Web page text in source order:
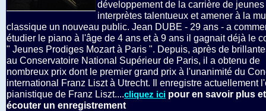
développement de la carrière de jeunes
interprètes talentueux et amener à la
classique un nouveau public. Jean DUBE - 29 ans - a
étudier le piano à l'âge de 4 ans et à 9 ans il gagnait déjà le
" Jeunes Prodiges Mozart à Paris ". Depuis, après de
au Conservatoire National Supérieur de Paris, il a obtenu de
nombreux prix dont le premier grand prix à l'unanimité du
international Franz Liszt à Utrecht. Il enregistre actuellement
pianistique de Franz Liszt....cliquez ici pour en savoir plus et
écouter un enregistrement